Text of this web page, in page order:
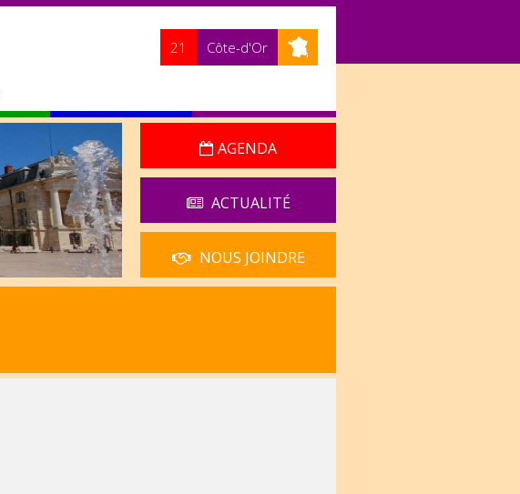
Côte-d'Or
21
AGENDA
ACTUALITÉ
NOUS JOINDRE